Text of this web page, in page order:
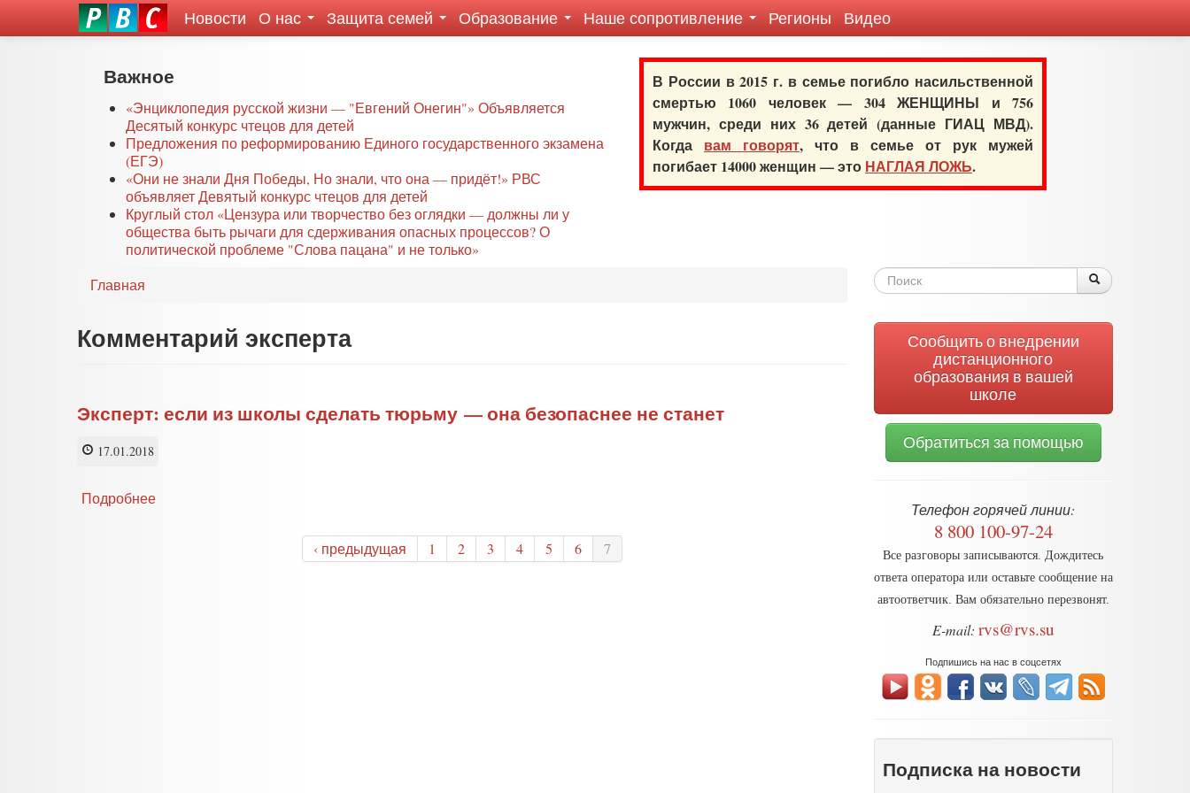
Новости О нас Защита семей Образование Наше сопротивление Регионы Видео
Важное
«Энциклопедия русской жизни — "Евгений Онегин"» Объявляется
Десятый конкурс чтецов для детей
Предложения по реформированию Единого государственного экзамена
(ЕГЭ)
«Они не знали Дня Победы, Но знали, что она — придёт!» РВС
объявляет Девятый конкурс чтецов для детей
Круглый стол «Цензура или творчество без оглядки — должны ли у
общества быть рычаги для сдерживания опасных процессов? О
политической проблеме "Слова пацана" и не только»
В России в 2015 г. в семье погибло насильственной
смертью 1060 человек — 304 ЖЕНЩИНЫ и 756
мужчин, среди них 36 детей (данные ГИАЦ МВД).
Когда вам говорят, что в семье от рук мужей
погибает 14000 женщин — это НАГЛАЯ ЛОЖЬ.
Главная
Комментарий эксперта
Эксперт: если из школы сделать тюрьму — она безопаснее не станет
17.01.2018
Подробнее
‹ предыдущая 1 2 3 4 5 6 7
Форма
Поиск
Сообщить о внедрении
дистанционного
образования в вашей
школе
Обратиться за помощью
Телефон горячей линии:
8 800 100-97-24
Все разговоры записываются. Дождитесь
ответа оператора или оставьте сообщение на
автоответчик. Вам обязательно перезвонят.
E-mail: rvs@rvs.su
Подпишись на нас в соцсетях
Подписка на новости